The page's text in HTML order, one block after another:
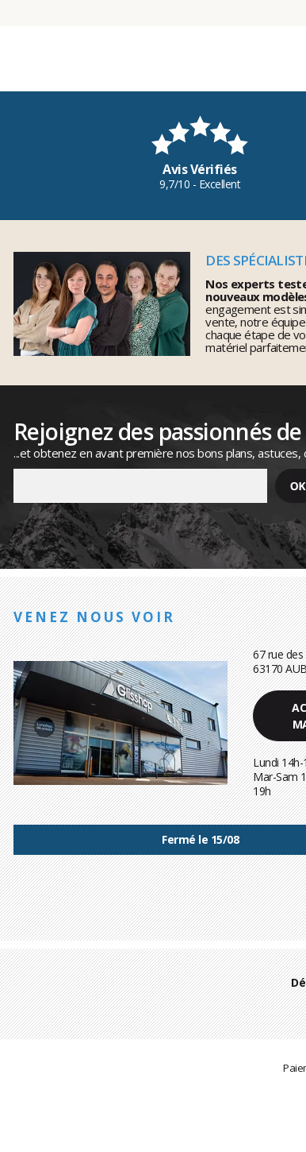
Avis Vérifiés
9,7/10 - Excellent
DES
Nos experts
nouveaux
engagement est
vente, notre
chaque étape de
matériel
Rejoignez des passionnés
...et obtenez en avant première nos bons plans, astuces,
VENEZ NOUS VOIR
67 rue des
63170
Lundi 14h-
Mar-Sam
19h
Fermé le 15/08